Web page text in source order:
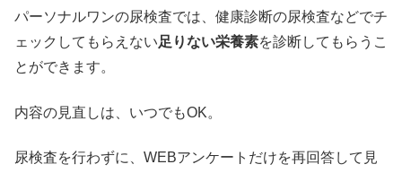
パーソナルワンの尿検査では、健康診断の尿検査などでチ
ェックしてもらえない足りない栄養素を診断してもらうこ
とができます。
内容の見直しは、いつでもOK。
尿検査を行わずに、WEBアンケートだけを再回答して見